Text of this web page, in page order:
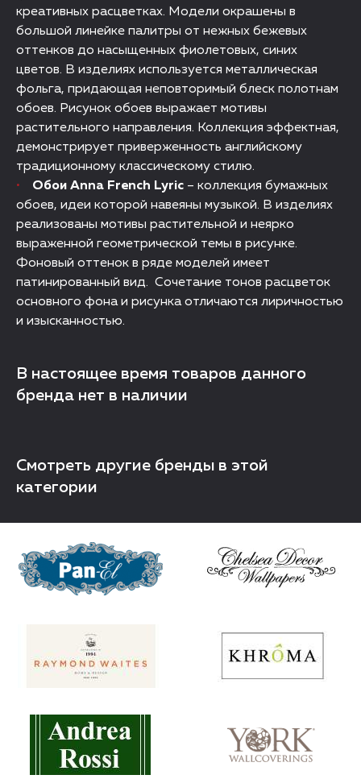
креативных расцветках. Модели окрашены в
большой линейке палитры от нежных бежевых
оттенков до насыщенных фиолетовых, синих
цветов. В изделиях используется металлическая
фольга, придающая неповторимый блеск полотнам
обоев. Рисунок обоев выражает мотивы
растительного направления. Коллекция эффектная,
демонстрирует приверженность английскому
традиционному классическому стилю.
Обои Anna French Lyric – коллекция бумажных
обоев, идеи которой навеяны музыкой. В изделиях
реализованы мотивы растительной и неярко
выраженной геометрической темы в рисунке.
Фоновый оттенок в ряде моделей имеет
патинированный вид. Сочетание тонов расцветок
основного фона и рисунка отличаются лиричностью
и изысканностью.
В настоящее время товаров данного
бренда нет в наличии
Смотреть другие бренды в этой
категории